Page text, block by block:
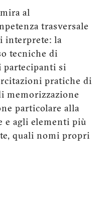
al
trasversale
interprete: la
tecniche di
partecipanti si
pratiche di
memorizzazione
particolare alla
e agli elementi più
quali nomi propri